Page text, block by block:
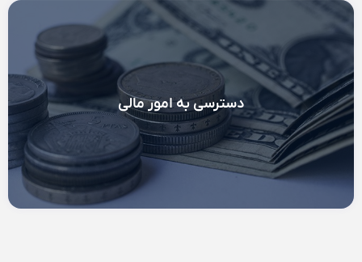
دسترسی به امور مالی